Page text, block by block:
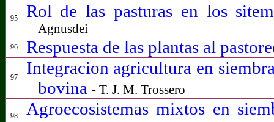
95 Rol de las pasturas en los
Agnusdei
96 Respuesta de las plantas al
97
Integracion agricultura en
bovina - T. J. M. Trossero
98 Agroecosistemas mixtos en